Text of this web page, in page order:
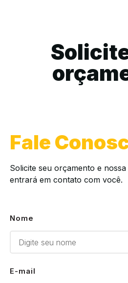
Fale
Solicite seu orçamento e
entrará em contato com você.
Nome
E-mail